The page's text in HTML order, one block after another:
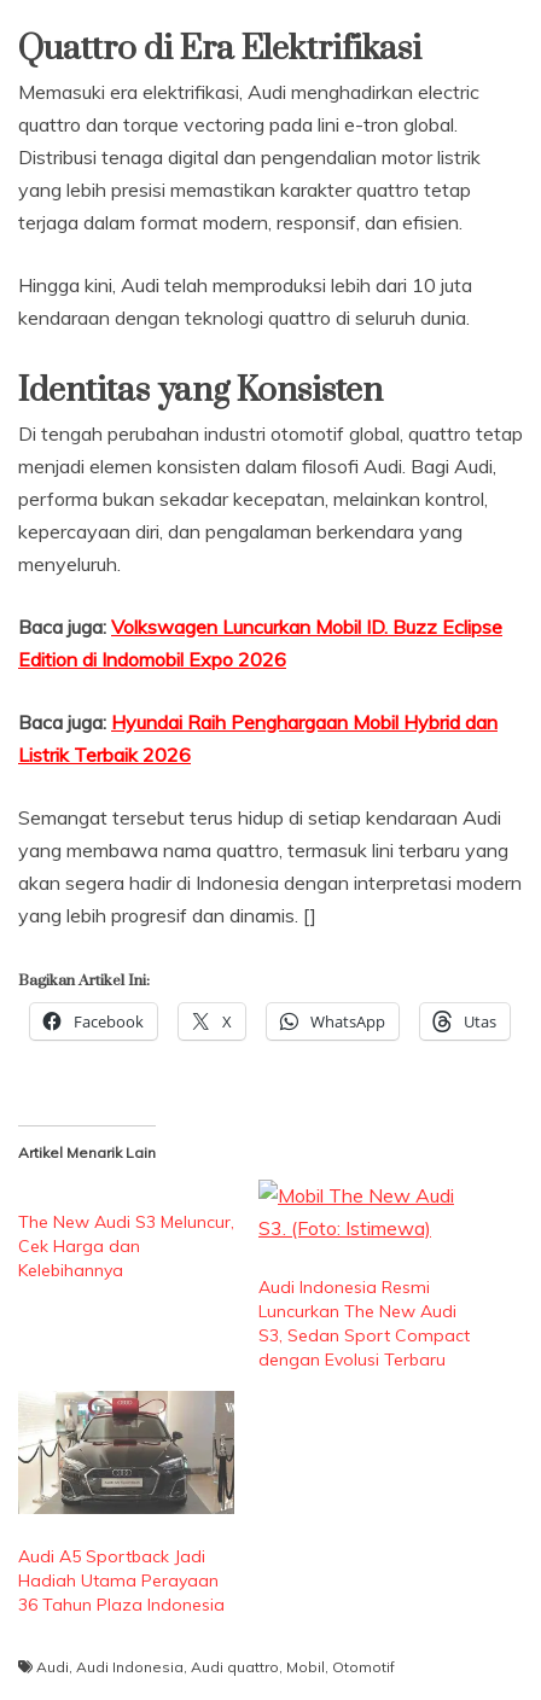
Quattro di Era Elektrifikasi
Memasuki era elektrifikasi, Audi menghadirkan electric
quattro dan torque vectoring pada lini e-tron global.
Distribusi tenaga digital dan pengendalian motor listrik
yang lebih presisi memastikan karakter quattro tetap
terjaga dalam format modern, responsif, dan efisien.
Hingga kini, Audi telah memproduksi lebih dari 10 juta
kendaraan dengan teknologi quattro di seluruh dunia.
Identitas yang Konsisten
Di tengah perubahan industri otomotif global, quattro tetap
menjadi elemen konsisten dalam filosofi Audi. Bagi Audi,
performa bukan sekadar kecepatan, melainkan kontrol,
kepercayaan diri, dan pengalaman berkendara yang
menyeluruh.
Baca juga: Volkswagen Luncurkan Mobil ID. Buzz Eclipse
Edition di Indomobil Expo 2026
Baca juga: Hyundai Raih Penghargaan Mobil Hybrid dan
Listrik Terbaik 2026
Semangat tersebut terus hidup di setiap kendaraan Audi
yang membawa nama quattro, termasuk lini terbaru yang
akan segera hadir di Indonesia dengan interpretasi modern
yang lebih progresif dan dinamis. []
Bagikan Artikel Ini:
Facebook X WhatsApp Utas
Artikel Menarik Lain
The New Audi S3 Meluncur,
Cek Harga dan
Kelebihannya
Audi Indonesia Resmi
Luncurkan The New Audi
S3, Sedan Sport Compact
dengan Evolusi Terbaru
Audi A5 Sportback Jadi
Hadiah Utama Perayaan
36 Tahun Plaza Indonesia
Audi Audi Indonesia Audi quattro Mobil Otomotif